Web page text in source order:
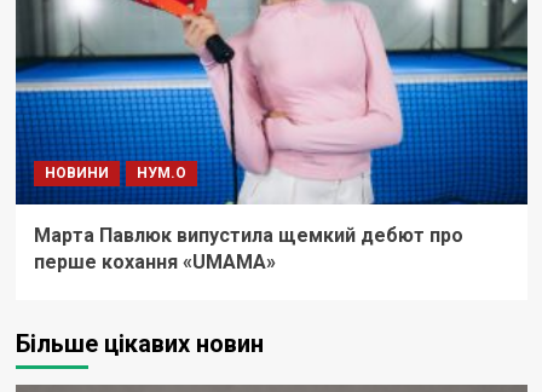
НОВИНИ НУМ.О
Марта Павлюк випустила щемкий дебют про
перше кохання «UМАМА»
Більше цікавих новин